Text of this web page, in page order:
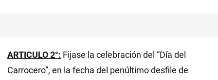
ARTICULO 2°: Fijase la celebración del “Día del
Carrocero”, en la fecha del penúltimo desfile de